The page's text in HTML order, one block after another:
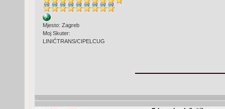
Mjesto: Zagreb
Moj Skuter:
LINIĆTRANS/CIPELCUG